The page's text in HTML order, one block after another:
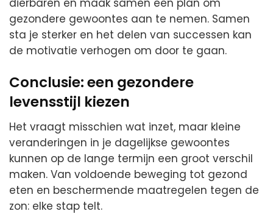
dierbaren en maak samen een plan om
gezondere gewoontes aan te nemen. Samen
sta je sterker en het delen van successen kan
de motivatie verhogen om door te gaan.
Conclusie: een gezondere
levensstijl kiezen
Het vraagt misschien wat inzet, maar kleine
veranderingen in je dagelijkse gewoontes
kunnen op de lange termijn een groot verschil
maken. Van voldoende beweging tot gezond
eten en beschermende maatregelen tegen de
zon: elke stap telt.